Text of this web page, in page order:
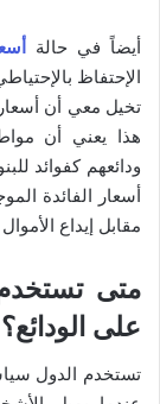
أيضاً في حالة
الإحتفاظ
ودائعهم كفوائد
أسعار الفائدة
مقابل إيداع
متى تستخدم
على الودائع؟
تستخدم الدول